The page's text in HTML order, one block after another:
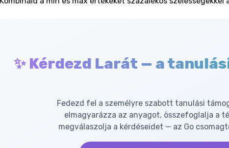
✨ Kérdezd Larát — a
Fedezd fel a személyre szabott tanulási
elmagyarázza az anyagot, összefoglalja a
megválaszolja a kérdéseidet — az Go